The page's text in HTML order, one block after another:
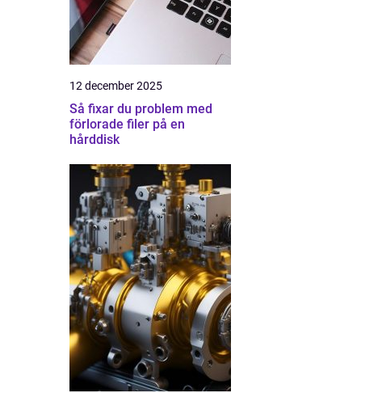
12 december 2025
Så fixar du problem med
förlorade filer på en
hårddisk